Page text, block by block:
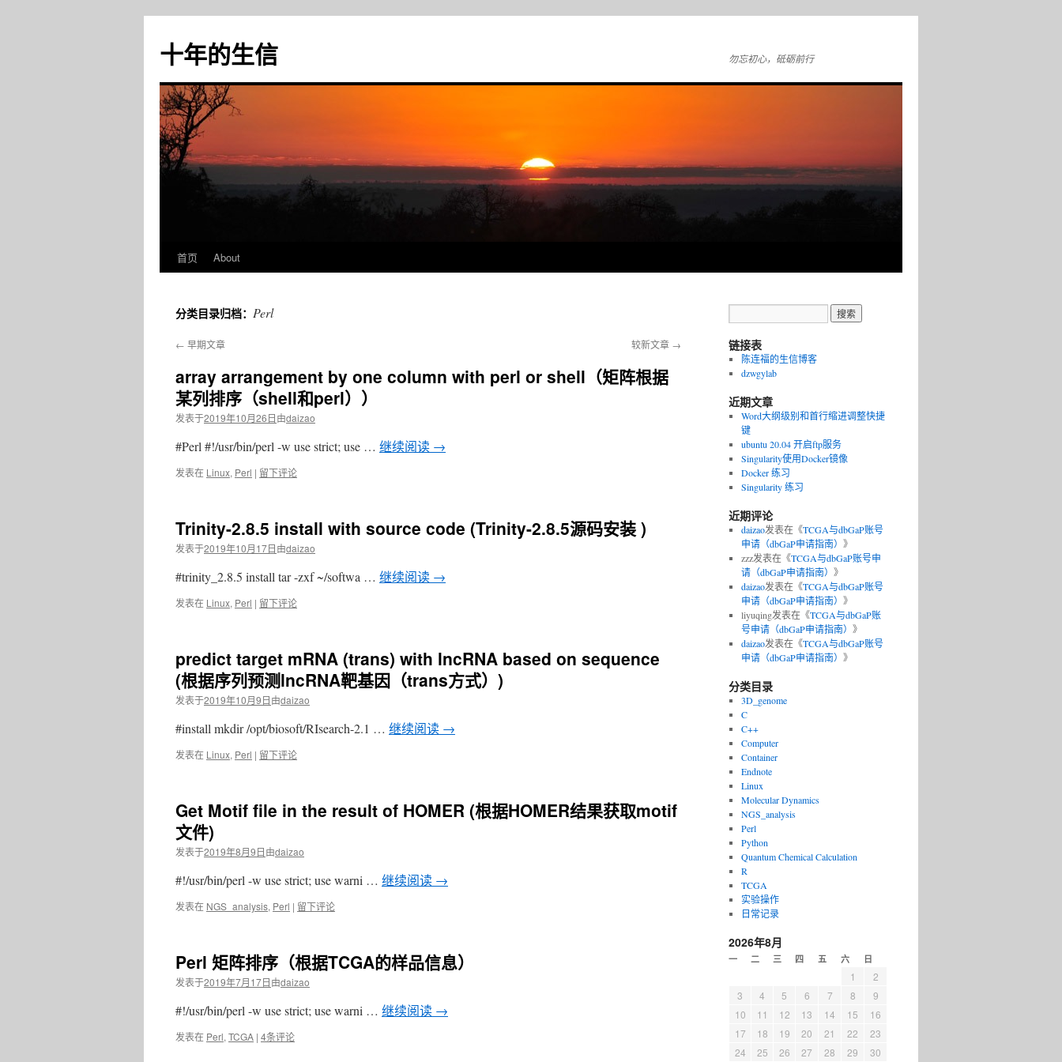
十年的生信 勿忘初心，砥砺前行
正
文
首页 About
分类目录归档： Perl
← 早期文章 较新文章 →
array arrangement by one column with perl or shell（矩阵根据
某列排序（shell和perl））
发表于2019年10月26日由daizao
#Perl #!/usr/bin/perl -w use strict; use … 继续阅读 →
发表在 Linux, Perl | 留下评论
Trinity-2.8.5 install with source code (Trinity-2.8.5源码安装 )
发表于2019年10月17日由daizao
#trinity_2.8.5 install tar -zxf ~/softwa … 继续阅读 →
发表在 Linux, Perl | 留下评论
predict target mRNA (trans) with lncRNA based on sequence
(根据序列预测lncRNA靶基因（trans方式）)
发表于2019年10月9日由daizao
#install mkdir /opt/biosoft/RIsearch-2.1 … 继续阅读 →
发表在 Linux, Perl | 留下评论
Get Motif file in the result of HOMER (根据HOMER结果获取motif
文件)
发表于2019年8月9日由daizao
#!/usr/bin/perl -w use strict; use warni … 继续阅读 →
发表在 NGS_analysis, Perl | 留下评论
Perl 矩阵排序（根据TCGA的样品信息）
发表于2019年7月17日由daizao
#!/usr/bin/perl -w use strict; use warni … 继续阅读 →
发表在 Perl, TCGA | 4条评论
链接表
陈连福的生信博客
dzwgylab
近期文章
Word大纲级别和首行缩进调整快捷
键
ubuntu 20.04 开启ftp服务
Singularity使用Docker镜像
Docker 练习
Singularity 练习
近期评论
daizao发表在《TCGA与dbGaP账号
申请（dbGaP申请指南） 》
zzz发表在《TCGA与dbGaP账号申
请（dbGaP申请指南） 》
daizao发表在《TCGA与dbGaP账号
申请（dbGaP申请指南） 》
liyuqing发表在《TCGA与dbGaP账
号申请（dbGaP申请指南） 》
daizao发表在《TCGA与dbGaP账号
申请（dbGaP申请指南） 》
分类目录
3D_genome
C
C++
Computer
Container
Endnote
Linux
Molecular Dynamics
NGS_analysis
Perl
Python
Quantum Chemical Calculation
R
TCGA
实验操作
日常记录
2026年8月
一 二 三 四 五 六 日
1
2
3
4 5 6 7 8
9
10
11 12 13 14 15
16
17
18 19 20 21 22
23
24
25 26 27 28 29 30